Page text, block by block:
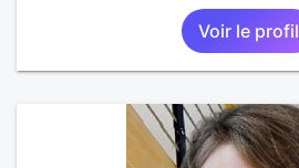
Voir le profil